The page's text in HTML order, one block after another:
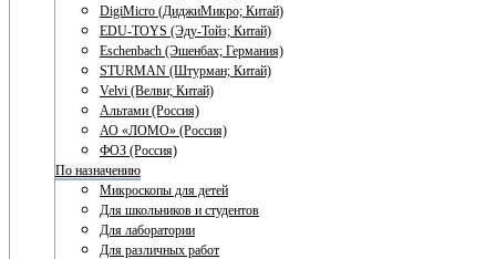
DigiMicro (ДиджиМикро; Китай)
EDU-TOYS (Эду-Тойз; Китай)
Eschenbach (Эшенбах; Германия)
STURMAN (Штурман; Китай)
Velvi (Велви; Китай)
Альтами (Россия)
АО «ЛОМО» (Россия)
ФОЗ (Россия)
По назначению
Микроскопы для детей
Для школьников и студентов
Для лаборатории
Для различных работ